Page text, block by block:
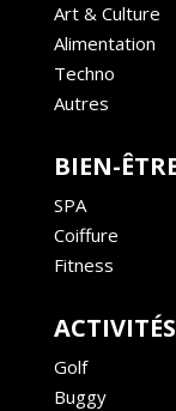
Art & Culture
Alimentation
Techno
Autres
BIEN-
SPA
Coiffure
Fitness
ACTIVITÉS
Golf
Buggy